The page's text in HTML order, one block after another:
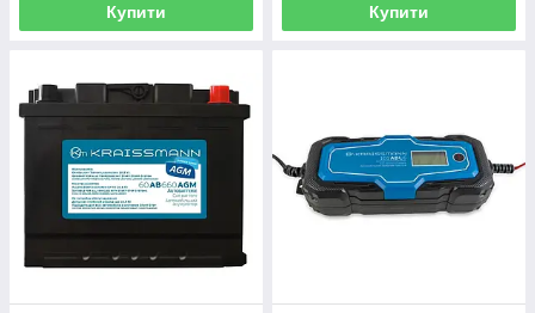
Купити Купити